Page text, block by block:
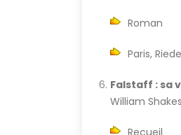
Roman
Paris,
Falstaff : sa
William
Recueil